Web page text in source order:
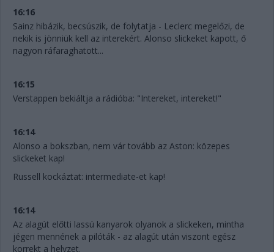
16:16
Sainz hibázik, becsúszik, de folytatja - Leclerc megelőzi, de
nekik is jönniük kell az interekért. Alonso slickeket kapott, ő
nagyon ráfaraghatott...
16:15
Verstappen bekiáltja a rádióba: "Intereket, intereket!"
16:14
Alonso a bokszban, nem vár tovább az Aston: közepes
slickeket kap!
Russell kockáztat: intermediate-et kap!
16:14
Az alagút előtti lassú kanyarok olyanok a slickeken, mintha
jégen mennének a pilóták - az alagút után viszont egész
korrekt a helyzet.